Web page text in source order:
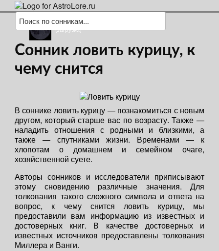
(загрузка)
Сонник ловить курицу, к
чему снится
В соннике ловить курицу — познакомиться с новым
другом, который старше вас по возрасту. Также —
наладить отношения с родными и близкими, а
также — спутниками жизни. Временами — к
хлопотам о домашнем и семейном очаге,
хозяйственной суете.
Авторы сонников и исследователи приписывают
этому сновидению различные значения. Для
толкования такого сложного символа и ответа на
вопрос, к чему снится ловить курицу, мы
предоставили вам информацию из известных и
достоверных книг. В качестве достоверных и
известных источников предоставлены толкования
Миллера и Ванги.